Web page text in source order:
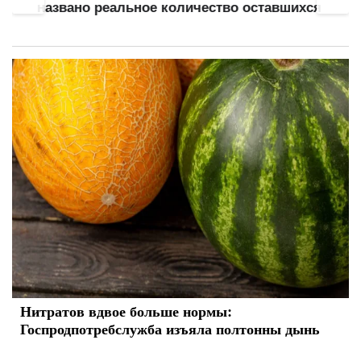
названо реальное количество оставшихся
Нитратов вдвое больше нормы:
Госпродпотребслужба изъяла полтонны дынь